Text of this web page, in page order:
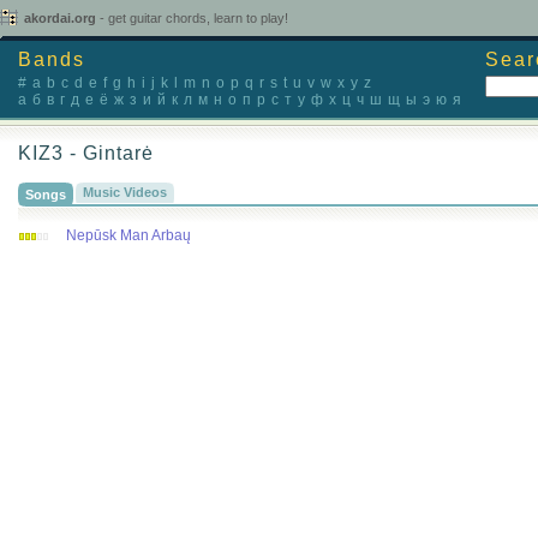
akordai.org - get guitar chords, learn to play!
Bands
# a b c d e f g h i j k m n o p q r s t u v w x y z
а б в г д е ё ж з и й к л м н о п р с т у ф х ц ч ш щ ы э ю я
KIZ3 - Gintarė
Songs Music Videos
Nepūsk Man Arbaų